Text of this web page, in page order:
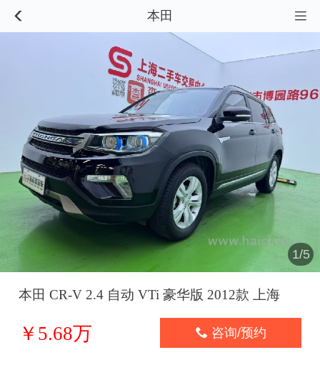
 本田 
1/5
本田 CR-V 2.4 自动 VTi 豪华版 2012款 上海
￥5.68万  咨询/预约